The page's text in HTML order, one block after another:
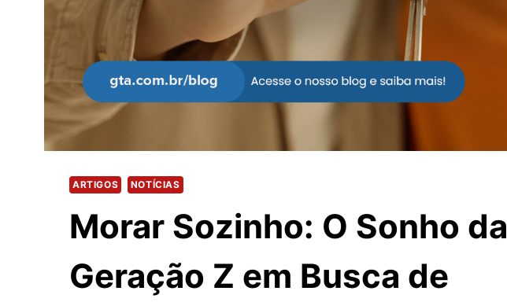
ARTIGOS NOTÍCIAS
Morar Sozinho: O Sonho da
Geração Z em Busca de